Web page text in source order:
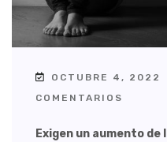
OCTUBRE 4, 2022
COMENTARIOS
Exigen un aumento de